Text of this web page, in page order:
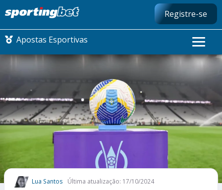
Registre-se
Apostas Esportivas
CONMEBOL LIBERTADORES
FUTEBOL NACIONAL
FUTEBOL INTERNACIONAL
COMO APOSTAR
MAIS ESPORTES
Lua Santos Última atualização: 17/10/2024